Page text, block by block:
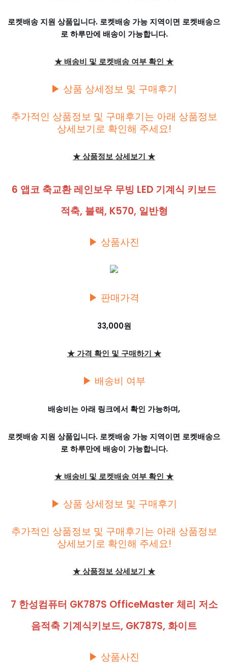
로켓배송 지원 상품입니다. 로켓배송 가능 지역이면 로켓배송으
로 하루만에 배송이 가능합니다.
★ 배송비 및 로켓배송 여부 확인 ★
▶ 상품 상세정보 및 구매후기
추가적인 상품정보 및 구매후기는 아래 상품정보
상세보기로 확인해 주세요!
★ 상품정보 상세보기 ★
6 앱코 축교환 레인보우 무빙 LED 기계식 키보드
적축, 블랙, K570, 일반형
▶ 상품사진
▶ 판매가격
33,000원
★ 가격 확인 및 구매하기 ★
▶ 배송비 여부
배송비는 아래 링크에서 확인 가능하며,
로켓배송 지원 상품입니다. 로켓배송 가능 지역이면 로켓배송으
로 하루만에 배송이 가능합니다.
★ 배송비 및 로켓배송 여부 확인 ★
▶ 상품 상세정보 및 구매후기
추가적인 상품정보 및 구매후기는 아래 상품정보
상세보기로 확인해 주세요!
★ 상품정보 상세보기 ★
7 한성컴퓨터 GK787S OfficeMaster 체리 저소
음적축 기계식키보드, GK787S, 화이트
▶ 상품사진